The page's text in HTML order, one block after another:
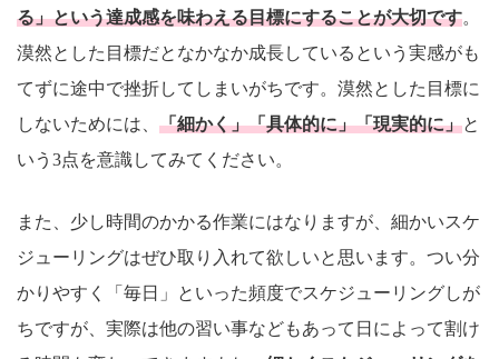
る」という達成感を味わえる目標にすることが大切です。
漠然とした目標だとなかなか成長しているという実感がも
てずに途中で挫折してしまいがちです。漠然とした目標に
しないためには、 「細かく」「具体的に」「現実的に」と
いう3点を意識してみてください。
また、少し時間のかかる作業にはなりますが、細かいスケ
ジューリングはぜひ取り入れて欲しいと思います。つい分
かりやすく「毎日」といった頻度でスケジューリングしが
ちですが、実際は他の習い事などもあって日によって割け